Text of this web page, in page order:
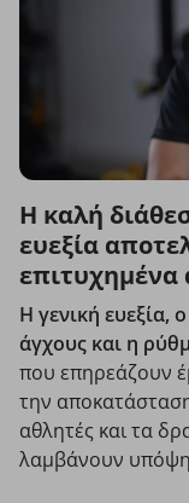
Η καλή
ευεξία
επιτυχημένα
Η γενική ευεξία,
άγχους και η
που επηρεάζουν
την
αθλητές και τα
λαμβάνουν υπόψη